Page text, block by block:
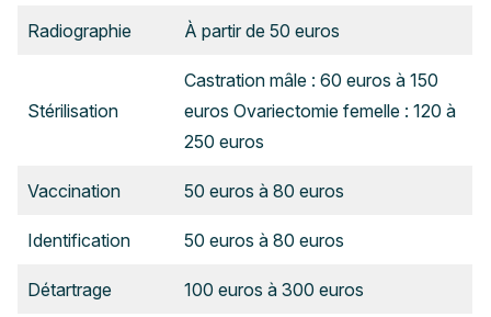
Radiographie À partir de 50 euros
Stérilisation
Castration mâle : 60 euros à 150
euros Ovariectomie femelle : 120 à
250 euros
Vaccination 50 euros à 80 euros
Identification 50 euros à 80 euros
Détartrage 100 euros à 300 euros